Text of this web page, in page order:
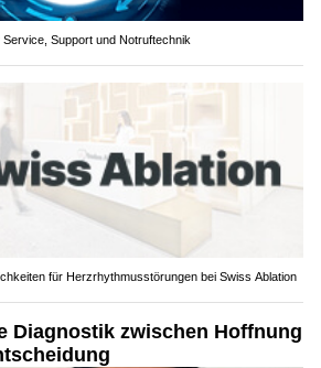
Support und Notruftechnik
für Herzrhythmusstörungen bei Swiss Ablation
Diagnostik zwischen Hoffnung